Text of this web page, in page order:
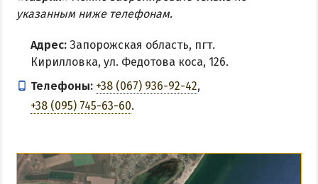
указанным ниже телефонам.
Адрес: Запорожская область, пгт.
Кирилловка, ул. Федотова коса, 126.
Телефоны: +38 (067) 936-92-42,
+38 (095) 745-63-60.